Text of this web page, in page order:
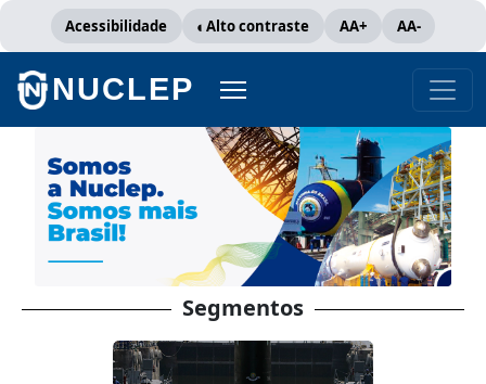
Acessibilidade Alto contraste AA+ AA-
NUCLEP
Segmentos